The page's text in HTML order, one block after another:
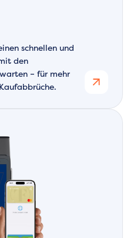
schnellen und
den
– für mehr